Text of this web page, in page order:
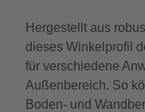
Hergestellt aus
dieses Winkelprofil
für verschiedene
Außenbereich. So
Boden- und